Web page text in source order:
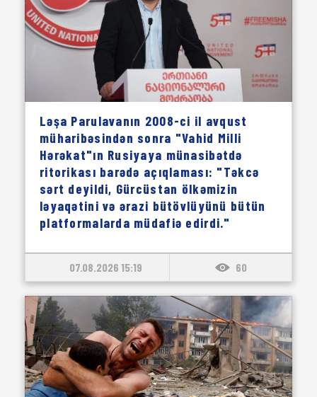
Ləşa Parulavanın 2008-ci il avqust
müharibəsindən sonra "Vahid Milli
Hərəkat"ın Rusiyaya münasibətdə
ritorikası barədə açıqlaması: "Təkcə
sərt deyildi, Gürcüstan ölkəmizin
ləyaqətini və ərazi bütövlüyünü bütün
platformalarda müdafiə edirdi."
07.08.2026 15:19 60